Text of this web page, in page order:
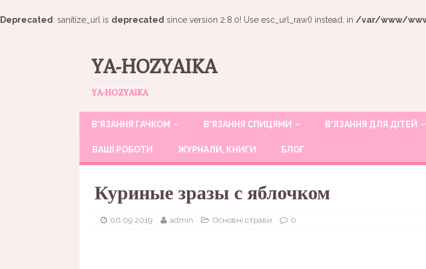
Deprecated : sanitize_url is deprecated since version 2.8.0! Use esc_url_raw() instead. in /var/www/
YA-HOZYAIKA
YA-HOZYAIKA
В’ЯЗАННЯ ГАЧКОМ В’ЯЗАННЯ СПИЦЯМИ В’ЯЗАННЯ ДЛЯ ДІТЕЙ
ВАШІ РОБОТИ ЖУРНАЛИ, КНИГИ БЛОГ
Куриные зразы с яблочком
06.09.2019 admin Основні страви 0